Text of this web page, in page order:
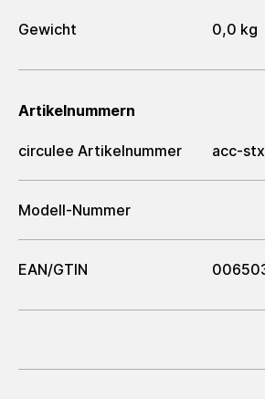
Gewicht 0,0 kg
Artikelnummern
circulee Artikelnummer acc-
Modell-Nummer
EAN/GTIN